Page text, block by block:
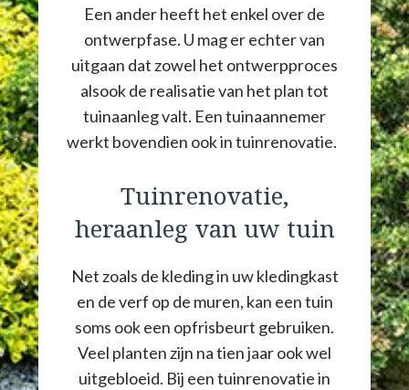
Een ander heeft het enkel over de
ontwerpfase. U mag er echter van
uitgaan dat zowel het ontwerpproces
alsook de realisatie van het plan tot
tuinaanleg valt. Een tuinaannemer
werkt bovendien ook in tuinrenovatie.
Tuinrenovatie,
heraanleg van uw tuin
Net zoals de kleding in uw kledingkast
en de verf op de muren, kan een tuin
soms ook een opfrisbeurt gebruiken.
Veel planten zijn na tien jaar ook wel
uitgebloeid. Bij een tuinrenovatie in